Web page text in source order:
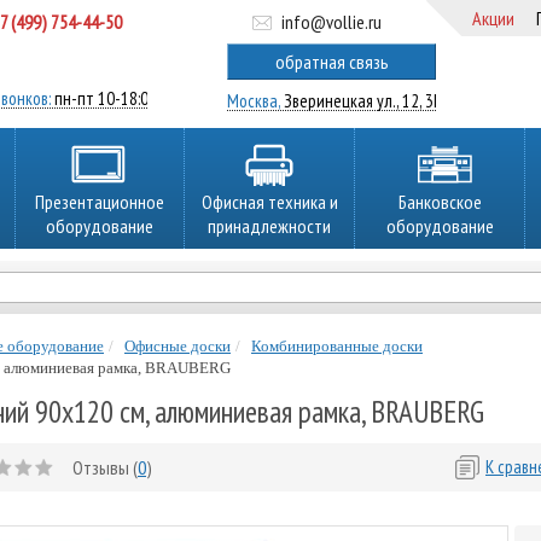
(499) 754-44-50
пн-пт 10-18:00
info@vollie.ru
обратная связь
Москва,Зверинецкая ул., 12, 3Ц
Акции
Презентационное
оборудование
Офисная техника и
принадлежности
Банковское
оборудование
оборудование Офисные доски
Комбинированные доски
рамка, BRAUBERG
90х120 см, алюминиевая рамка, BRAUBERG
Отзывы (0) К